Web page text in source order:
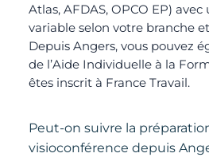
Atlas, AFDAS, OPCO EP)
variable selon votre branche
Depuis Angers, vous pouvez
de l’Aide Individuelle à la
êtes inscrit à France Travail.
Peut-on suivre la
visioconférence depuis